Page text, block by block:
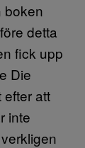
boken
detta
fick upp
Die
efter att
inte